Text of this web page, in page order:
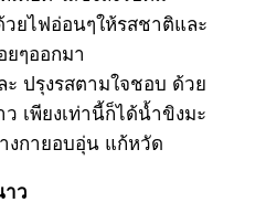
ยไฟอ่อนๆให้รสชาติและ
ๆออกมา
ปรุงรสตามใจชอบ ด้วย
เพียงเท่านี้ก็ได้น้ำขิงมะ
งกายอบอุ่น แก้หวัด
ว